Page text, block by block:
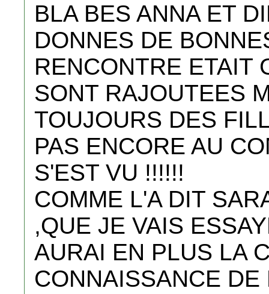
BLA BES ANNA ET
DONNES DE
RENCONTRE ETAIT
SONT RAJOUTEES
TOUJOURS DES
PAS ENCORE AU
S'EST VU !!!!!!
COMME L'A DIT
,QUE JE VAIS
AURAI EN PLUS LA
CONNAISSANCE